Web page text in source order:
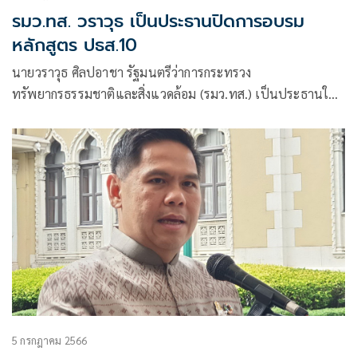
รมว.ทส. วราวุธ เป็นประธานปิดการอบรม
หลักสูตร ปธส.10
นายวราวุธ ศิลปอาชา รัฐมนตรีว่าการกระทรวง
ทรัพยากรธรรมชาติและสิ่งแวดล้อม (รมว.ทส.) เป็นประธานใน
แวดล้อมสำหรับนักบริหารระดับสูง รุ่นที่ 10 (ปธส.10)
5 กรกฎาคม 2566